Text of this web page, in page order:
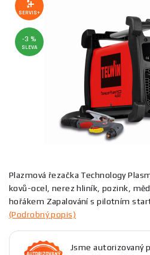
SERVIS+
-3 %
SLEVA
Plazmová řezačka Technology
kovů-ocel, nerez hliník, pozink,
hořákem Zapalování s pilotním
(Podrobný popis)
Jsme autorizovaný